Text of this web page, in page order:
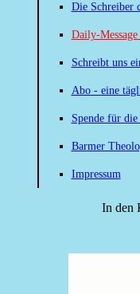
Die Schreiber
Daily-
Schreibt uns
Abo - eine
Spende für
Barmer
Impressum
In den